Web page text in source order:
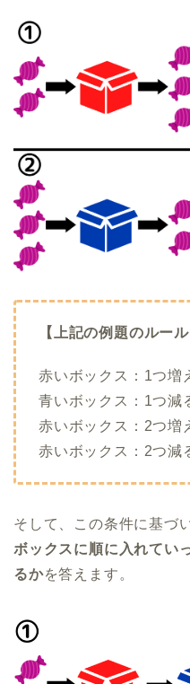
【上記の例題のルール
赤いボックス：1つ増
青いボックス：1つ減
赤いボックス：2つ増
赤いボックス：2つ減
そして、この条件に基づ
ボックスに順に入れてい
るかを答えます。